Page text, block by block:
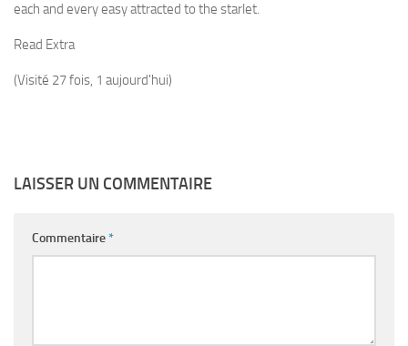
each and every easy attracted to the starlet.
Read Extra
(Visité 27 fois, 1 aujourd'hui)
LAISSER UN COMMENTAIRE
Commentaire*